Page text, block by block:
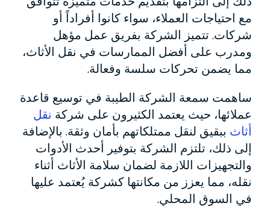
مع احتياجات العملاء، سواء كانوا أفراداً أو
شركات. تتميز الشركة بفريق عمل مؤهل
ومدرب على أفضل الممارسات في نقل الأثاث،
مما يضمن تحركات سلسة وفعالة.
ساهمت سمعة الشركة الطيبة في توسيع قاعدة
عملائها، حيث يعتمد الكثيرون على شركة نقل
أثاث ببقيق لنقل ممتلكاتهم بأمان وثقة. بالإضافة
إلى ذلك، تلتزم الشركة بتوفير أحدث الأدوات
والتجهيزات اللازمة لضمان سلامة الأثاث أثناء
نقله، مما يعزز من مكانتها كشركة يُعتمد عليها
في السوق المحلي.